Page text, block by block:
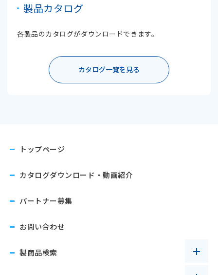
製品カタログ
各製品のカタログがダウンロードできます。
カタログ一覧を見る
トップページ
カタログダウンロード ・動画紹介
パートナー募集
お問い合わせ
製商品検索